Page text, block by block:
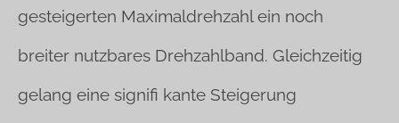
gesteigerten Maximaldrehzahl ein noch
breiter nutzbares Drehzahlband. Gleichzeitig
gelang eine signifi kante Steigerung